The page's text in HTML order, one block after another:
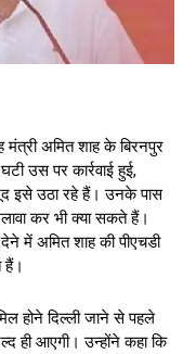
अमित शाह के बिरनपुर
उस पर कार्रवाई हुई,
इसे उठा रहे हैं। उनके पास
कर भी क्या सकते हैं।
में अमित शाह की पीएचडी
हैं।
होने दिल्ली जाने से पहले
ही आएगी। उन्होंने कहा कि